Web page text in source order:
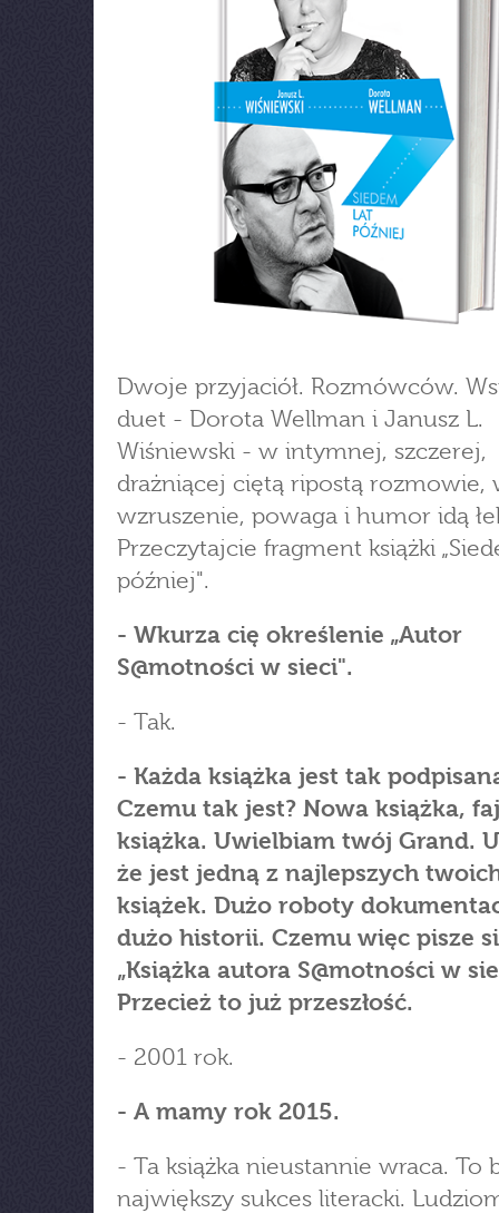
Dwoje przyjaciół. Rozmówców.
duet - Dorota Wellman i Janusz L.
Wiśniewski - w intymnej, szczerej,
drażniącej ciętą ripostą rozmowie,
wzruszenie, powaga i humor idą
Przeczytajcie fragment książki
później".
- Wkurza cię określenie „Autor
S@motności w sieci".
- Tak.
- Każda książka jest tak
Czemu tak jest? Nowa książka,
książka. Uwielbiam twój Grand.
że jest jedną z najlepszych
książek. Dużo roboty
dużo historii. Czemu więc pisze
„Książka autora S@motności w
Przecież to już przeszłość.
- 2001 rok.
- A mamy rok 2015.
- Ta książka nieustannie wraca. To
największy sukces literacki.